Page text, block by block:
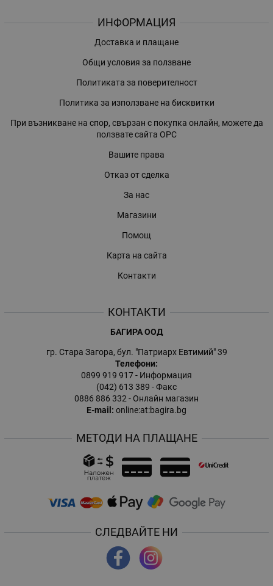
ИНФОРМАЦИЯ
Доставка и плащане
Общи условия за ползване
Политиката за поверителност
Политика за използване на бисквитки
При възникване на спор, свързан с покупка онлайн, можете да
ползвате сайта ОРС
Вашите права
Отказ от сделка
За нас
Магазини
Помощ
Карта на сайта
Контакти
КОНТАКТИ
БАГИРА ООД
гр. Стара Загора, бул. "Патриарх Евтимий" 39
Телефони:
0899 919 917- Информация
(042) 613 389 - Факс
0886 886 332 - Онлайн магазин
E-mail: online:at:bagira.bg
МЕТОДИ НА ПЛАЩАНЕ
СЛЕДВАЙТЕ НИ